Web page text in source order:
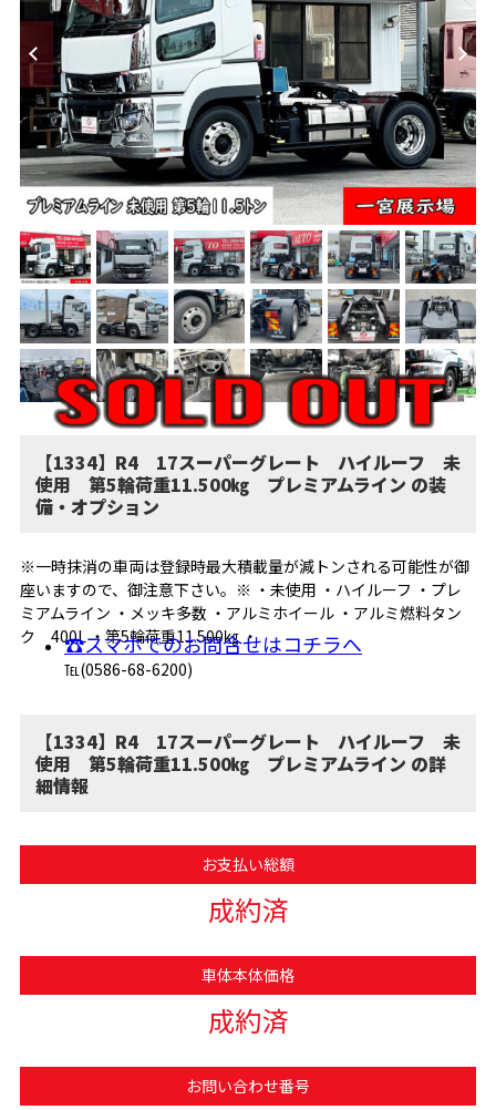
【1334】R4 17スーパーグレート ハイルーフ 未
使用 第5輪荷重11.500㎏ プレミアムライン の装
備・オプション
※一時抹消の車両は登録時最大積載量が減トンされる可能性が御
座いますので、御注意下さい。※ ・未使用 ・ハイルーフ ・プレ
ミアムライン ・メッキ多数 ・アルミホイール ・アルミ燃料タン
ク 400L ・第5輪荷重11.500㎏ ・
☎スマホでのお問合せはコチラへ
℡(0586-68-6200)
【1334】R4 17スーパーグレート ハイルーフ 未
使用 第5輪荷重11.500㎏ プレミアムライン の詳
細情報
お支払い総額
成約済
車体本体価格
成約済
お問い合わせ番号